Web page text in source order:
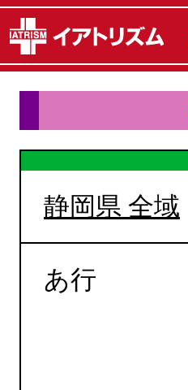
静岡県 全域
あ行